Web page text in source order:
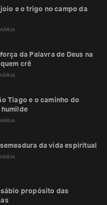
joio e o trigo no campo da
da Palavra de Deus na
crê
Tiago e o caminho do
da vida espiritual
sábio propósito das